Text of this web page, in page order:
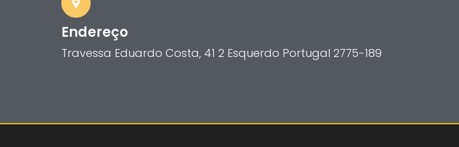
Endereço
Travessa Eduardo Costa, 41 2 Esquerdo Portugal 2775-189